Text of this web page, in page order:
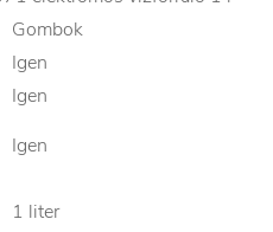
Gombok
Igen
Igen
Igen
1 liter